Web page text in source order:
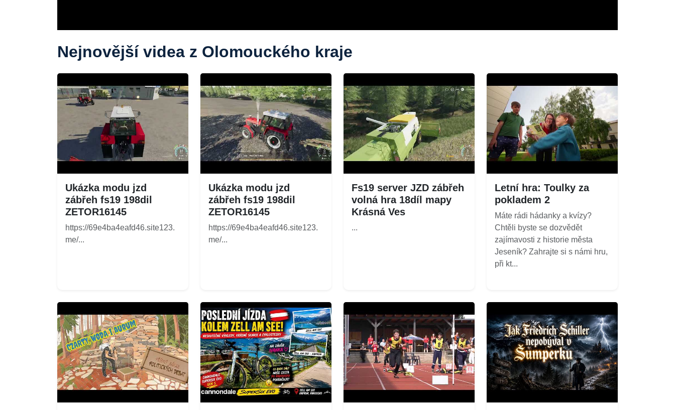
Nejnovější videa z Olomouckého kraje
Ukázka modu jzd
zábřeh fs19 198dil
ZETOR16145
https://69e4ba4eafd46.site123.
me/...
Ukázka modu jzd
zábřeh fs19 198dil
ZETOR16145
https://69e4ba4eafd46.site123.
me/...
Fs19 server JZD zábřeh
volná hra 18díl mapy
Krásná Ves
...
Letní hra: Toulky za
pokladem 2
Máte rádi hádanky a kvízy?
Chtěli byste se dozvědět
zajímavosti z historie města
Jeseník? Zahrajte si s námi hru,
při kt...